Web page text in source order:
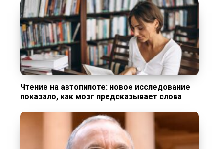
Чтение на автопилоте: новое исследование
показало, как мозг предсказывает слова